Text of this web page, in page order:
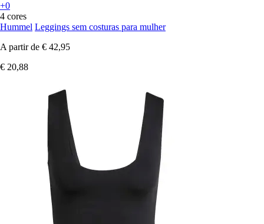
+0
4 cores
Hummel Leggings sem costuras para mulher
A partir de € 42,95
€ 20,88